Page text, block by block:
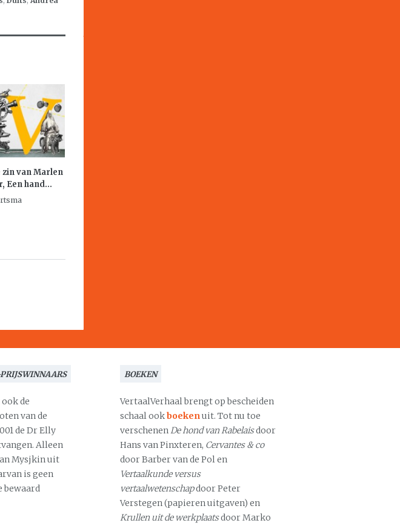
zin van Marlen
Een hand...
de
van de
de Dr Elly
Alleen
Mysjkin uit
is geen
bewaard
BOEKEN
VertaalVerhaal brengt op bescheiden
schaal ookboekenuit. Tot nu toe
verschenenDe hond van Rabelaisdoor
Hans van Pinxteren, Cervantes & co
door Barber van de Pol en
Vertaalkunde versus
vertaalwetenschapdoor Peter
Verstegen (papieren uitgaven) en
Krullen uit de werkplaatsdoor Marko